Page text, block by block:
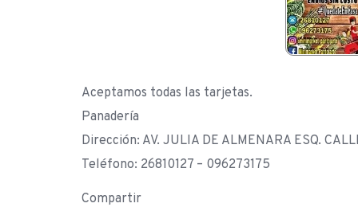
Aceptamos todas las tarjetas.
Panadería
Dirección: AV. JULIA DE ALMENARA ESQ.
Teléfono: 26810127 – 096273175
Compartir